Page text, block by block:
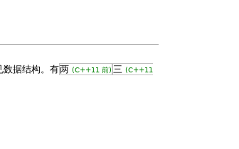
数据结构。有两 (C++11 前) 三 (C++11